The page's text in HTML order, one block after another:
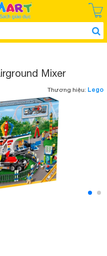
Mixer
Thương hiệu: Lego